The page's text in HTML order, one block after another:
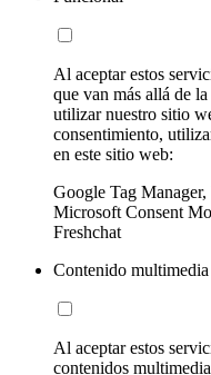
Al aceptar estos
que van más allá de
utilizar nuestro sitio
consentimiento,
en este sitio web:
Google Tag
Microsoft Consent
Freshchat
Contenido
Al aceptar estos
contenidos